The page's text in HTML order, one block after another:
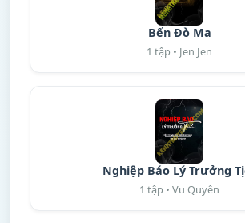
Bến Đò Ma
1 tập • Jen Jen
Nghiệp Báo Lý Trưởng
1 tập • Vu Quyên